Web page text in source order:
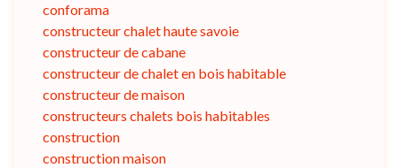
conforama
constructeur chalet haute savoie
constructeur de cabane
constructeur de chalet en bois habitable
constructeur de maison
constructeurs chalets bois habitables
construction
construction maison